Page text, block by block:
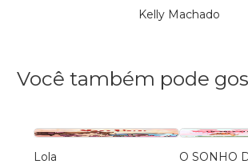
Kelly Machado
Você também pode
Lola
O SONHO